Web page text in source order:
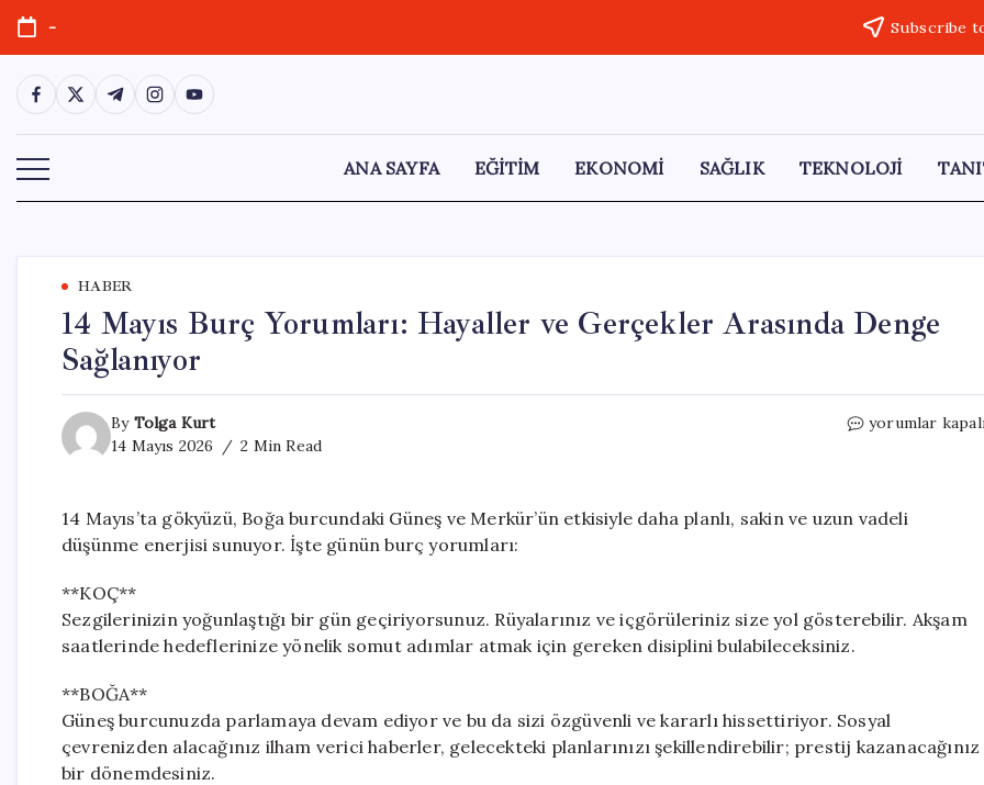
Skip
content
- Subscribe
https://www.facebook.com/
https://twitter.com/
https://t.me/
https://www.instagram.com/
https://youtube.com/
ANA SAYFA EĞİTİM EKONOMİ SAĞLIK TEKNOLOJİ
HABER
14 Mayıs Burç Yorumları: Hayaller ve Gerçekler Arasında Denge
Sağlanıyor
By Tolga Kurt
14 Mayıs 2026
2 Min Read
14
Hayaller
Sağlanıyor
yorumlar
14 Mayıs’ta gökyüzü, Boğa burcundaki Güneş ve Merkür’ün etkisiyle daha planlı, sakin ve uzun vadeli
düşünme enerjisi sunuyor. İşte günün burç yorumları:
**KOÇ**
Sezgilerinizin yoğunlaştığı bir gün geçiriyorsunuz. Rüyalarınız ve içgörüleriniz size yol gösterebilir. Akşam
saatlerinde hedeflerinize yönelik somut adımlar atmak için gereken disiplini bulabileceksiniz.
**BOĞA**
Güneş burcunuzda parlamaya devam ediyor ve bu da sizi özgüvenli ve kararlı hissettiriyor. Sosyal
çevrenizden alacağınız ilham verici haberler, gelecekteki planlarınızı şekillendirebilir; prestij kazanacağınız
bir dönemdesiniz.